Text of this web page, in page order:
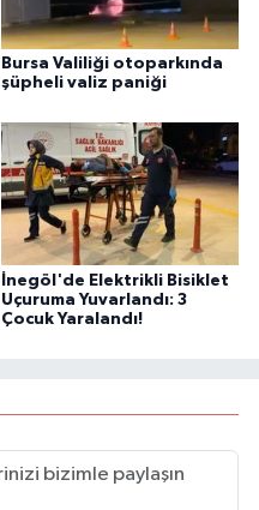
Bursa Valiliği otoparkında
şüpheli valiz paniği
İnegöl'de Elektrikli Bisiklet
Uçuruma Yuvarlandı: 3
Çocuk Yaralandı!